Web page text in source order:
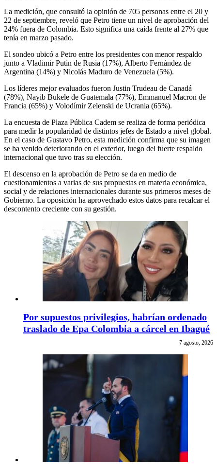
La medición, que consultó la opinión de 705 personas entre el 20 y
22 de septiembre, reveló que Petro tiene un nivel de aprobación del
24% fuera de Colombia. Esto significa una caída frente al 27% que
tenía en marzo pasado.
El sondeo ubicó a Petro entre los presidentes con menor respaldo
junto a Vladimir Putin de Rusia (17%), Alberto Fernández de
Argentina (14%) y Nicolás Maduro de Venezuela (5%).
Los líderes mejor evaluados fueron Justin Trudeau de Canadá
(78%), Nayib Bukele de Guatemala (77%), Emmanuel Macron de
Francia (65%) y Volodímir Zelenski de Ucrania (65%).
La encuesta de Plaza Pública Cadem se realiza de forma periódica
para medir la popularidad de distintos jefes de Estado a nivel global.
En el caso de Gustavo Petro, esta medición confirma que su imagen
se ha venido deteriorando en el exterior, luego del fuerte respaldo
internacional que tuvo tras su elección.
El descenso en la aprobación de Petro se da en medio de
cuestionamientos a varias de sus propuestas en materia económica,
social y de relaciones internacionales durante sus primeros meses de
Gobierno. La oposición ha aprovechado estos datos para recalcar el
descontento creciente con su gestión.
Por supuestos privilegios, habrían ordenado
traslado de Epa Colombia a cárcel en Ibagué
7 agosto, 2026